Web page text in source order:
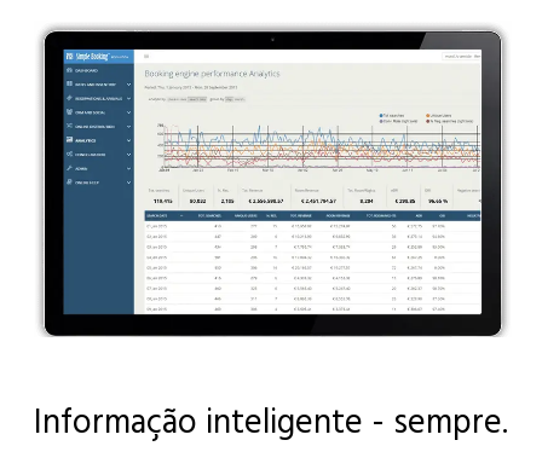
Solicite um período de testes
Informação inteligente - sempre.